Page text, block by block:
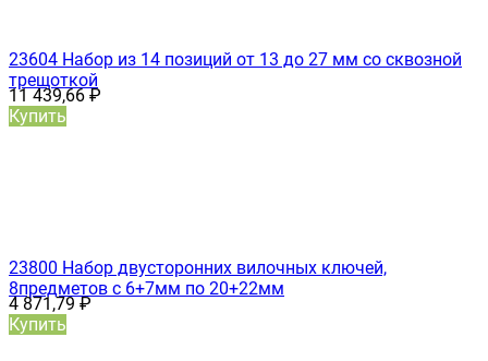
23604 Набор из 14 позиций от 13 до 27 мм со сквозной
трещоткой
11 439,66₽
Купить
23800 Набор двусторонних вилочных ключей,
8предметов с 6+7мм по 20+22мм
4 871,79₽
Купить